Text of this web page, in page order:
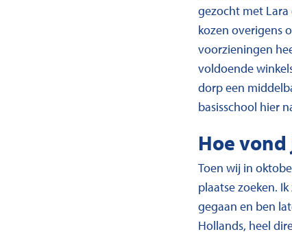
gezocht met
kozen overigens
voorzieningen
voldoende
dorp een
basisschool hier
Hoe
Toen wij in
plaatse zoeken.
gegaan en ben
Hollands, heel